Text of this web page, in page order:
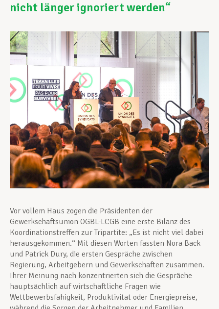
Berufliche Weiterentwicklung
Mitglied werden
Aktuell
nicht länger ignoriert werden“
Vor vollem Haus zogen die Präsidenten der
Gewerkschaftsunion OGBL-LCGB eine erste Bilanz des
Koordinationstreffen zur Tripartite: „Es ist nicht viel dabei
herausgekommen.“ Mit diesen Worten fassten Nora Back
und Patrick Dury, die ersten Gespräche zwischen
Regierung, Arbeitgebern und Gewerkschaften zusammen.
Ihrer Meinung nach konzentrierten sich die Gespräche
hauptsächlich auf wirtschaftliche Fragen wie
Wettbewerbsfähigkeit, Produktivität oder Energiepreise,